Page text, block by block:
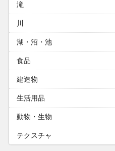
滝
川
湖・沼・池
食品
建造物
生活用品
動物・生物
テクスチャ